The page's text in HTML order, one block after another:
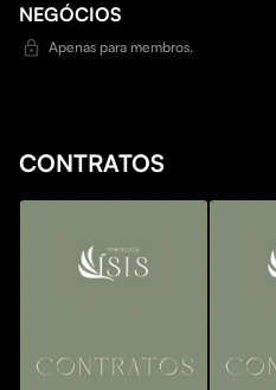
NEGÓCIOS
Apenas para membros.
CONTRATOS